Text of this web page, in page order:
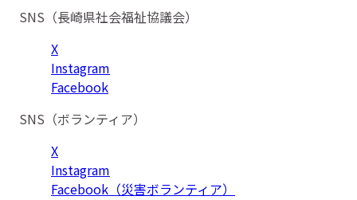
SNS（長崎県社会福祉協議会）
X
Instagram
Facebook
SNS（ボランティア）
X
Instagram
Facebook（災害ボランティア）